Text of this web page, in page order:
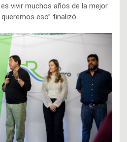
es vivir muchos años de la mejor
eso” finalizó.